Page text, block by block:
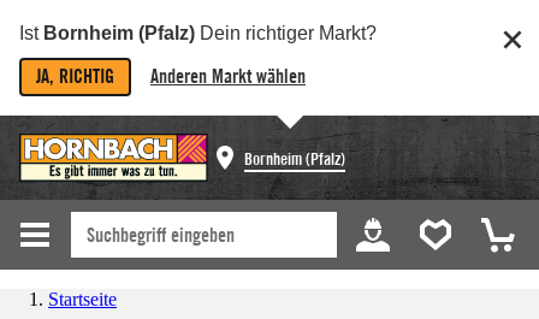
Ist Bornheim (Pfalz) Dein richtiger Markt?
JA, RICHTIG Anderen Markt wählen
Bornheim (Pfalz)
Startseite